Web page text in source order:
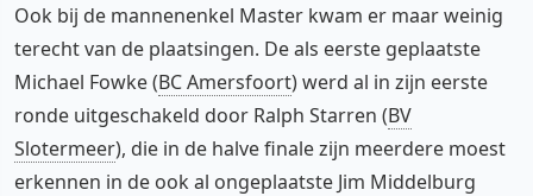
Ook bij de mannenenkel Master kwam er maar weinig
terecht van de plaatsingen. De als eerste geplaatste
Michael Fowke (BC Amersfoort) werd al in zijn eerste
ronde uitgeschakeld door Ralph Starren (BV
Slotermeer), die in de halve finale zijn meerdere moest
erkennen in de ook al ongeplaatste Jim Middelburg